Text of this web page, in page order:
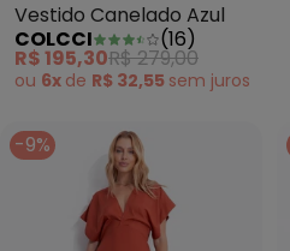
Vestido Canelado Azul
COLCCI
(16)
R$ 195,30R$ 279,00
ou 6x de R$ 32,55 sem juros
-9%